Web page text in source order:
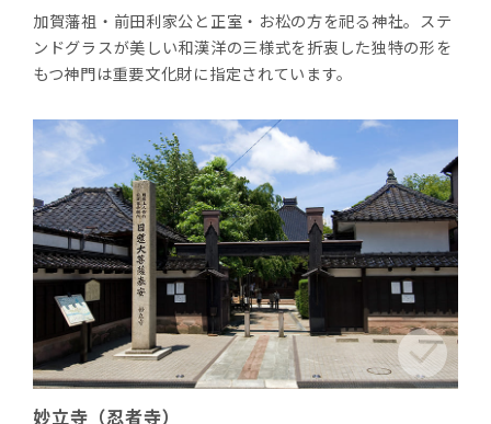
加賀藩祖・前田利家公と正室・お松の方を祀る神社。ステ
ンドグラスが美しい和漢洋の三様式を折衷した独特の形を
もつ神門は重要文化財に指定されています。
妙立寺（忍者寺）